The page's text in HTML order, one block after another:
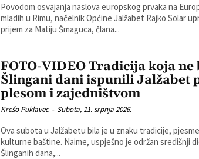
Povodom osvajanja naslova europskog prvaka na
mladih u Rimu, načelnik Općine Jalžabet Rajko Solar
prijem za Matiju Šmaguca, člana...
FOTO-VIDEO Tradicija koja
Šlingani dani ispunili Jalžabet
plesom i zajedništvom
Krešo Puklavec - Subota, 11. srpnja 2026.
Ova subota u Jalžabetu bila je u znaku tradicije,
kulturne baštine. Naime, uspješno je održan središnji dio programa 27.
Šlinganih dana,...